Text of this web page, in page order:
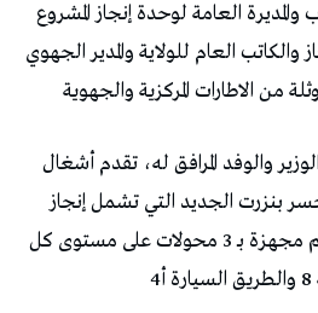
العامة لوحدة إنجاز المشروع
والكاتب العام للولاية والمدير الجهوي
من الاطارات المركزية والجهوية
والوفد المرافق له، تقدم أشغال
بنزرت الجديد التي تشمل إنجاز
طريق سريعة بطول 4,7 كلم مجهزة بـ 3 محولات على مستوى كل